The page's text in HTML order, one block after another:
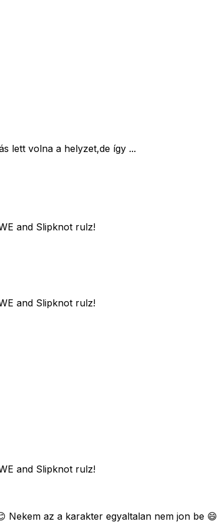
lett volna a helyzet,de így ...
and Slipknot rulz!
and Slipknot rulz!
and Slipknot rulz!
Nekem az a karakter egyaltalan nem jon be 😄